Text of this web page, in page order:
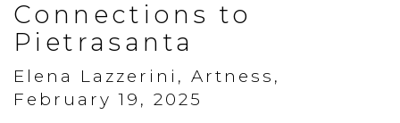
Connections to
Pietrasanta
Elena Lazzerini, Artness,
February 19, 2025